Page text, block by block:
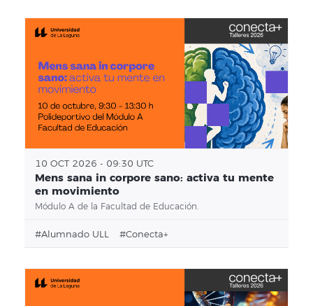
10 OCT 2026 - 09:30 UTC
Mens sana in corpore sano: activa tu mente
en movimiento
Módulo A de la Facultad de Educación.
#alumnado ULL #conecta+